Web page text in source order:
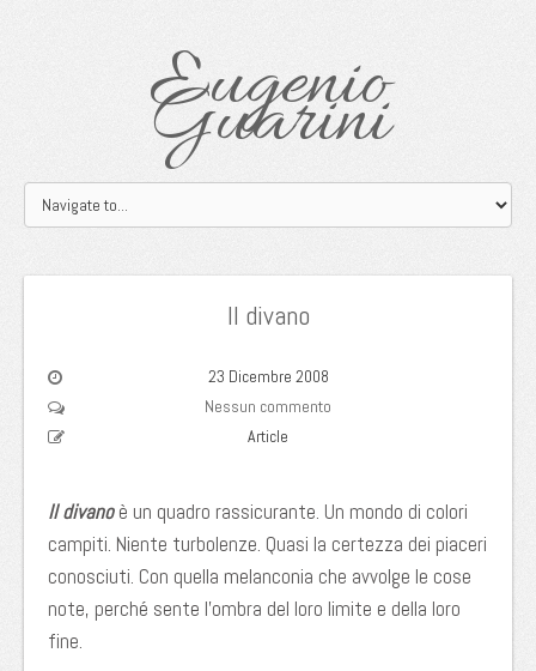
Eugenio
Guarini
Il divano
23 Dicembre 2008
Nessun commento
Article
Il divanoè un quadro rassicurante. Un mondo di colori
campiti. Niente turbolenze. Quasi la certezza dei piaceri
conosciuti. Con quella melanconia che avvolge le cose
note, perché sente l’ombra del loro limite e della loro
fine.